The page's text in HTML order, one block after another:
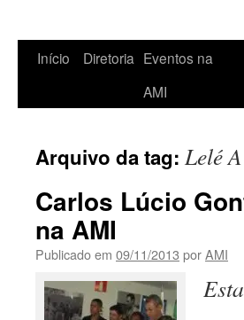
Início Diretoria Eventos na
AMI
Arquivo da tag: Lelé
Carlos Lúcio
na AMI
Publicado em 09/11/2013 porAMI